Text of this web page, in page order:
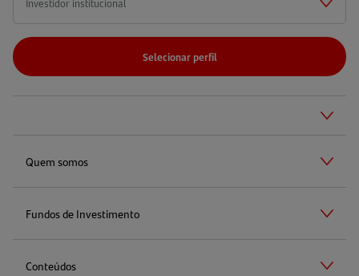
Selecionar perfil
Quem somos
Fundos de Investimento
Conteúdos